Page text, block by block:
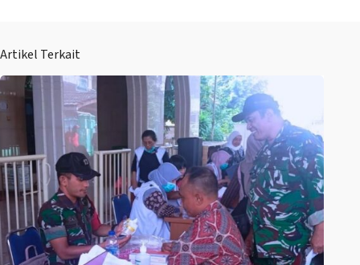
Artikel Terkait